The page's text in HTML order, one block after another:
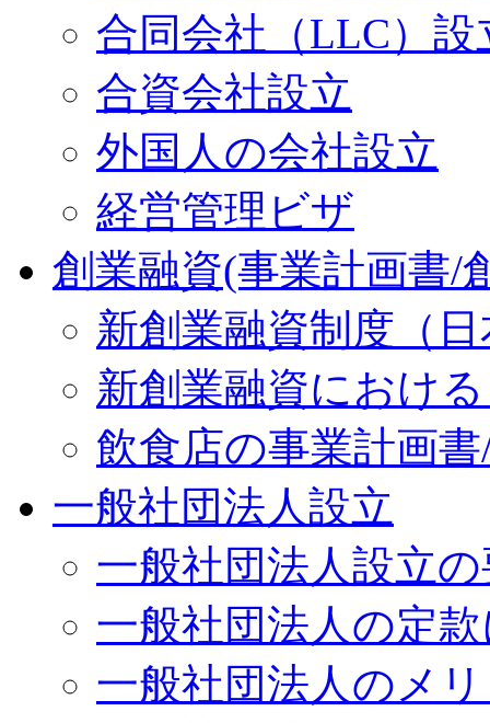
合同会社（LLC）設
合資会社設立
外国人の会社設立
経営管理ビザ
創業融資(事業計画書/
新創業融資制度（
新創業融資におけ
飲食店の事業計画
一般社団法人設立
一般社団法人設立
一般社団法人の定
一般社団法人のメ